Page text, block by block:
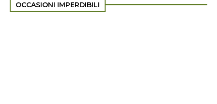
OCCASIONI IMPERDIBILI